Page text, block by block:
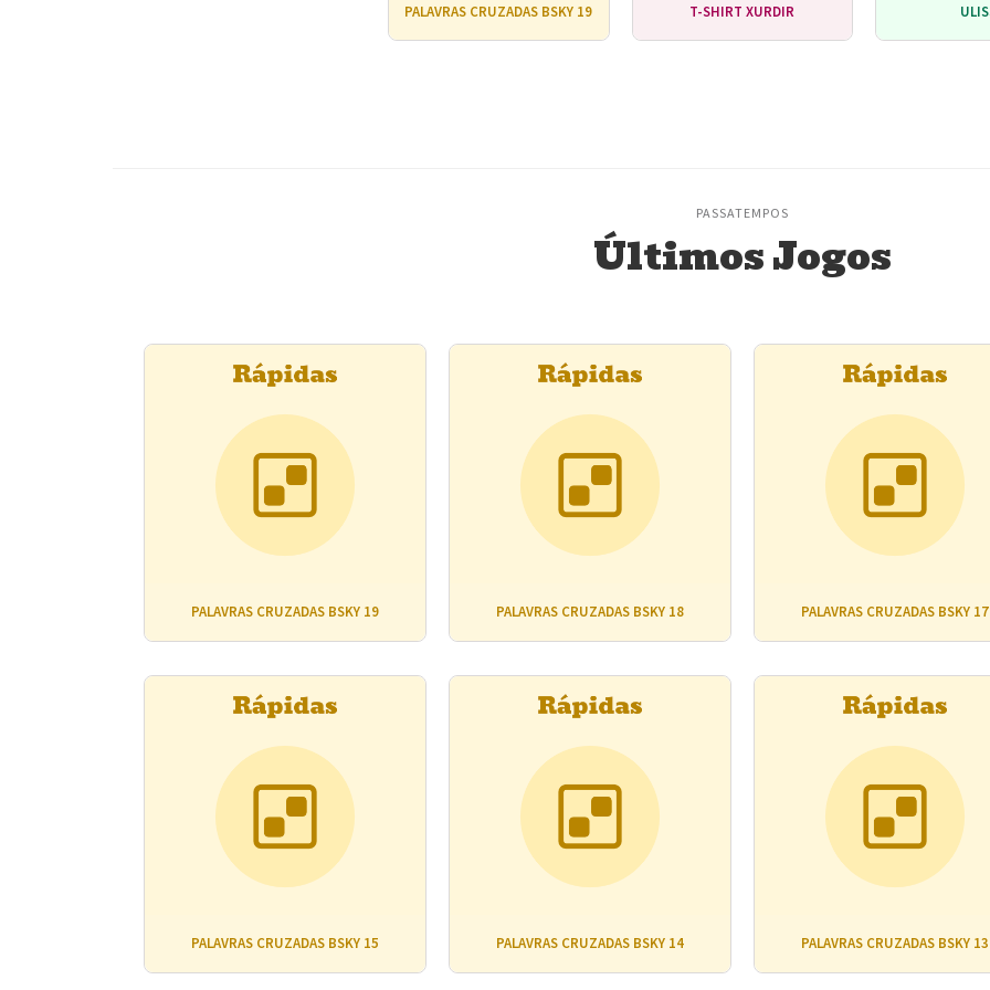
PALAVRAS CRUZADAS BSKY 19 T-SHIRT XURDIR
PASSATEMPOS
Últimos Jogos
PALAVRAS CRUZADAS BSKY 19 PALAVRAS CRUZADAS BSKY 18 PALAVRAS CRUZADAS BSKY 17
PALAVRAS CRUZADAS BSKY 15 PALAVRAS CRUZADAS BSKY 14 PALAVRAS CRUZADAS BSKY 13